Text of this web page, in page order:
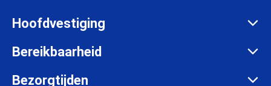
Hoofdvestiging
Zadelmakersstraat 26
Bereikbaarheid
Maandag t/m vrijdag:
Bezorgtijden